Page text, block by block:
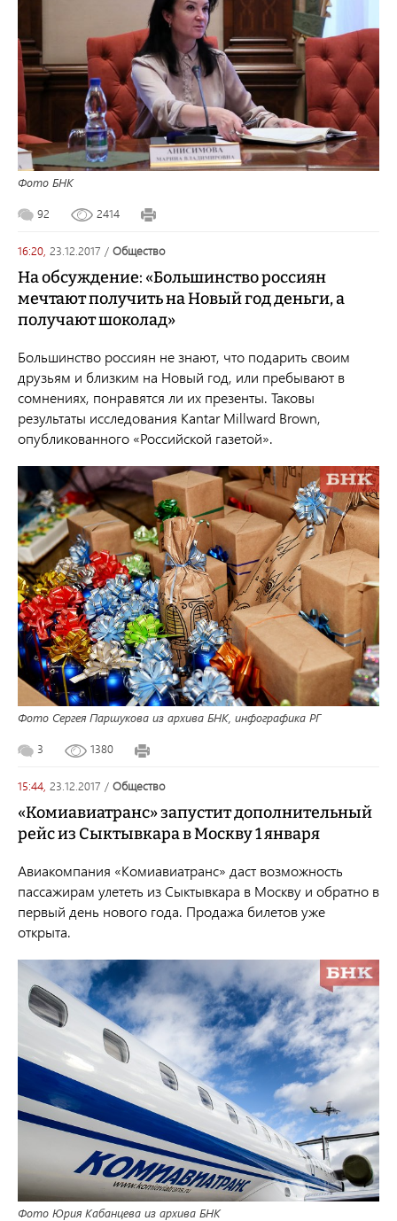
Фото БНК
92 2414
16:20, 23.12.2017 / общество
На обсуждение: «Большинство россиян
мечтают получить на Новый год деньги, а
получают шоколад»
Большинство россиян не знают, что подарить своим
друзьям и близким на Новый год, или пребывают в
сомнениях, понравятся ли их презенты. Таковы
результаты исследования Kantar Millward Brown,
опубликованного «Российской газетой».
Фото Сергея Паршукова из архива БНК, инфографика РГ
3 1380
15:44, 23.12.2017 / общество
«Комиавиатранс» запустит дополнительный
рейс из Сыктывкара в Москву 1 января
Авиакомпания «Комиавиатранс» даст возможность
пассажирам улететь из Сыктывкара в Москву и обратно в
первый день нового года. Продажа билетов уже
открыта.
Фото Юрия Кабанцева из архива БНК